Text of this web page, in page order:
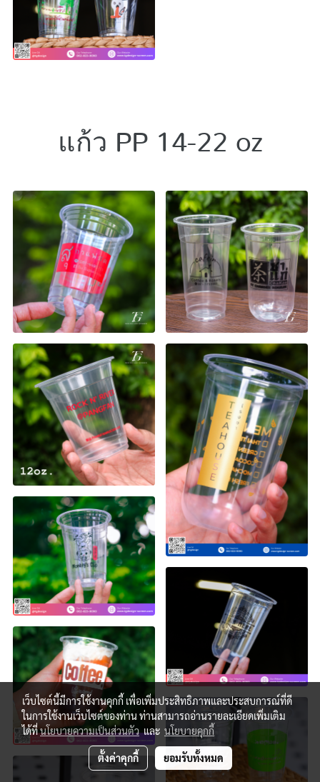
แก้ว PP 14-22 oz
เว็บไซต์นี้มีการใช้งานคุกกี้ เพื่อเพิ่มประสิทธิภาพและประสบการณ์ที่ดี
ในการใช้งานเว็บไซต์ของท่าน ท่านสามารถอ่านรายละเอียดเพิ่มเติม
ได้ที่นโยบายความเป็นส่วนตัวและ นโยบายคุกกี้
ตั้งค่าคุกกี้ ยอมรับทั้งหมด